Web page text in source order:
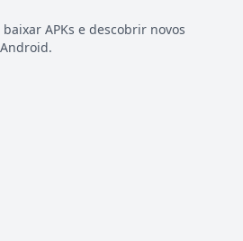
APKs e descobrir novos